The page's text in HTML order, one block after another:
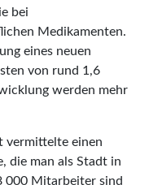
bei
Medikamenten.
eines neuen
von rund 1,6
werden mehr
vermittelte einen
die man als Stadt in
000 Mitarbeiter sind